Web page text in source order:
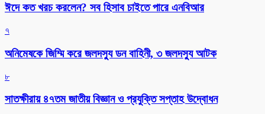
ঈদে কত খরচ করলেন? সব হিসাব চাইতে পারে এনবিআর
৭
অনিমেষকে জিম্মি করে জলদস্যু ডন বাহিনী, ৩ জলদস্যু আটক
৮
সাতক্ষীরায় ৪৭তম জাতীয় বিজ্ঞান ও প্রযুক্তি সপ্তাহ উদ্বোধন